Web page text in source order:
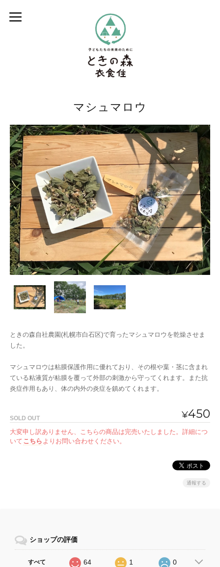
マシュマロウ
ときの森自社農園(札幌市白石区)で育ったマシュマロウを乾燥させま
した。
マシュマロウは粘膜保護作用に優れており、その根や葉・茎に含まれ
ている粘液質が粘膜を覆って外部の刺激から守ってくれます。また抗
炎症作用もあり、体の内外の炎症を鎮めてくれます。
¥450
SOLD OUT
大変申し訳ありません、こちらの商品は完売いたしました。詳細につ
いて こちら よりお問い合わせください。
通報する
ショップの評価
すべて 64 1 0